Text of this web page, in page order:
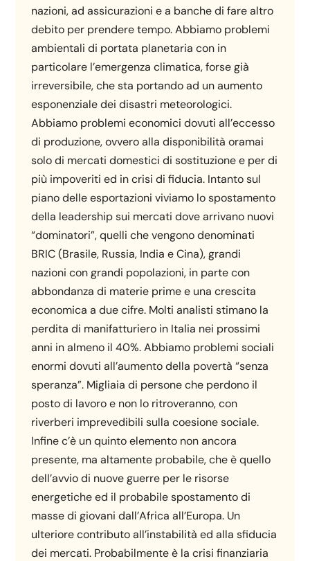
nazioni, ad assicurazioni e a banche di fare altro
debito per prendere tempo. Abbiamo problemi
ambientali di portata planetaria con in
particolare l’emergenza climatica, forse già
irreversibile, che sta portando ad un aumento
esponenziale dei disastri meteorologici.
Abbiamo problemi economici dovuti all’eccesso
di produzione, ovvero alla disponibilità oramai
solo di mercati domestici di sostituzione e per di
più impoveriti ed in crisi di fiducia. Intanto sul
piano delle esportazioni viviamo lo spostamento
della leadership sui mercati dove arrivano nuovi
“dominatori”, quelli che vengono denominati
BRIC (Brasile, Russia, India e Cina), grandi
nazioni con grandi popolazioni, in parte con
abbondanza di materie prime e una crescita
economica a due cifre. Molti analisti stimano la
perdita di manifatturiero in Italia nei prossimi
anni in almeno il 40%. Abbiamo problemi sociali
enormi dovuti all’aumento della povertà “senza
speranza”. Migliaia di persone che perdono il
posto di lavoro e non lo ritroveranno, con
riverberi imprevedibili sulla coesione sociale.
Infine c’è un quinto elemento non ancora
presente, ma altamente probabile, che è quello
dell’avvio di nuove guerre per le risorse
energetiche ed il probabile spostamento di
masse di giovani dall’Africa all’Europa. Un
ulteriore contributo all’instabilità ed alla sfiducia
dei mercati. Probabilmente è la crisi finanziaria